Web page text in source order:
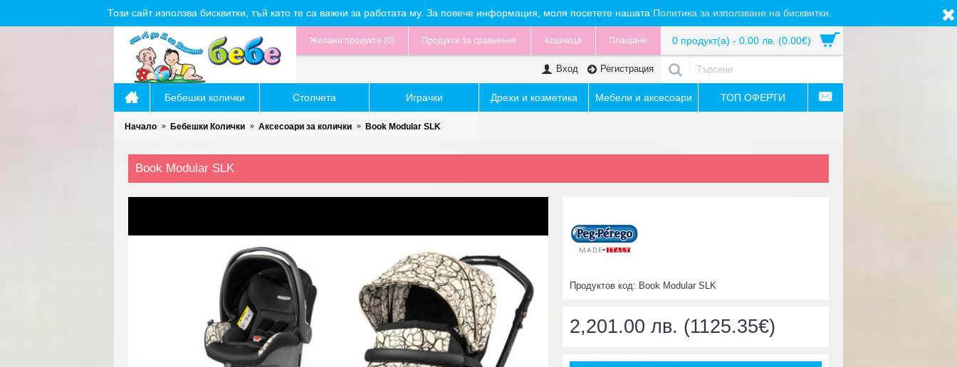
Този сайт използва бисквитки, тъй като те са важни за работата му. За повече информация, моля посетете нашата Политика за използване на бисквитки.
Желани продукти (0) Продукти за сравнение Кошница Плащане 0 продукт(а) - 0.00 лв. (0.00€)
Вход Регистрация
Бебешки колички Столчета Играчки Дрехи и козметика Мебели и аксесоари ТОП ОФЕРТИ
Начало Бебешки Колички Аксесоари за колички Book Modular SLK
Book Modular SLK
Продуктов код: Book Modular SLK
2,201.00 лв. (1125.35€)